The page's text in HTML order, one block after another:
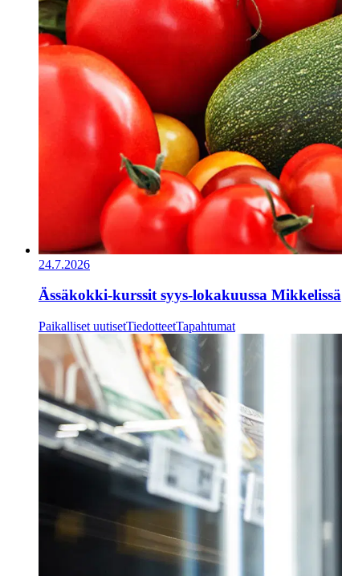
24.7.2026
Ässäkokki-kurssit syys-lokakuussa Mikkelissä
Paikalliset uutisetTiedotteetTapahtumat